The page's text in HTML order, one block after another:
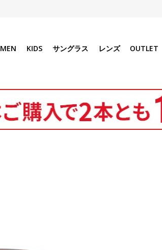
MEN KIDS サングラス レンズ OUTLET